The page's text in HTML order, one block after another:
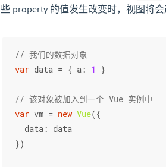
些 property 的值发生改变时，视图将会
// 我们的数据对象
var data = { a : 1 }
// 该对象被加入到一个 Vue 实例中
var vm = new Vue({
data : data
})